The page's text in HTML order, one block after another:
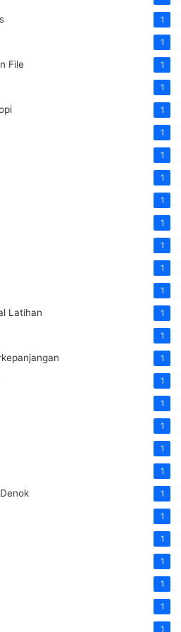
1
1
File 1
1
1
1
1
1
1
1
1
1
1
Latihan 1
1
1
1
1
1
1
1
1
1
1
1
1
1
1